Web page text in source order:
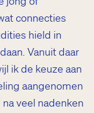
connecties
hield in
Vanuit daar
ik de keuze aan
aangenomen
veel nadenken